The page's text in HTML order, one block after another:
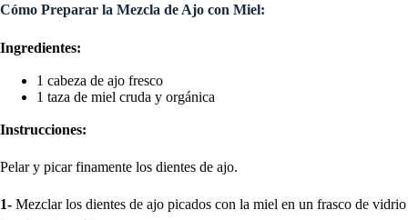
Cómo Preparar la Mezcla de Ajo con Miel:
Ingredientes:
1 cabeza de ajo fresco
1 taza de miel cruda y orgánica
Instrucciones:
Pelar y picar finamente los dientes de ajo.
1- Mezclar los dientes de ajo picados con la miel en un frasco de vidrio